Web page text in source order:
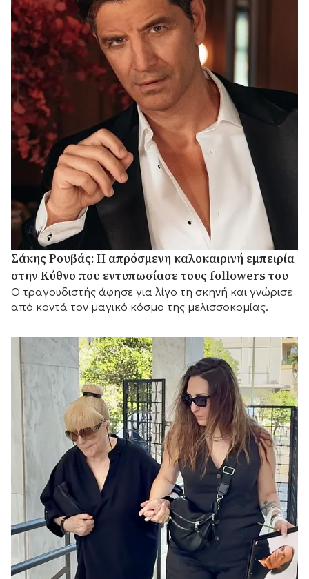
Σάκης Ρουβάς: Η απρόσμενη καλοκαιρινή εμπειρία
στην Κύθνο που εντυπωσίασε τους followers του
Ο τραγουδιστής άφησε για λίγο τη σκηνή και γνώρισε
από κοντά τον μαγικό κόσμο της μελισσοκομίας.